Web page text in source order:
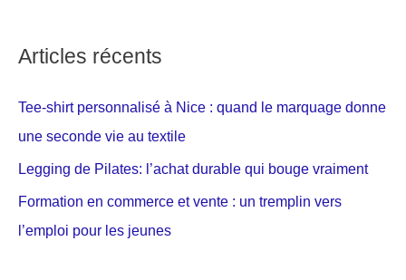
Articles récents
Tee-shirt personnalisé à Nice : quand le marquage donne
une seconde vie au textile
Legging de Pilates: l’achat durable qui bouge vraiment
Formation en commerce et vente : un tremplin vers
l’emploi pour les jeunes